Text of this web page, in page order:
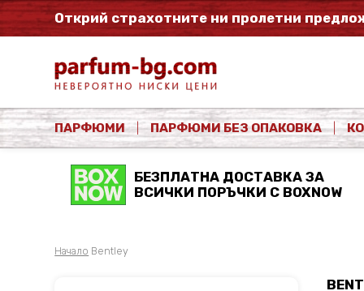
Открий страхотните ни пролетни
ПАРФЮМИ ПАРФЮМИ БЕЗ ОПАКОВКА
БЕЗПЛАТНА ДОСТАВКА ЗА
ВСИЧКИ ПОРЪЧКИ С BOXNOW
Начало Bentley